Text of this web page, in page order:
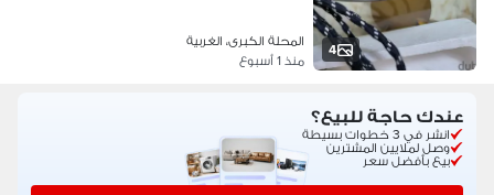
4
المحلة الكبرى، الغربية
منذ 1 أسبوع
عندك حاجة للبيع؟
انشر في 3 خطوات بسيطة
وصل لملايين المشترين
بيع بأفضل سعر